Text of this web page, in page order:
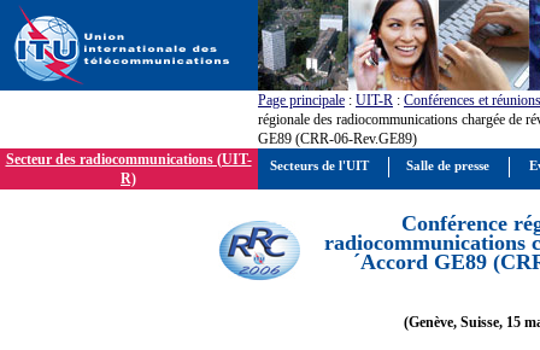
Page principale : UIT-R : Conférences et réunions
régionale des radiocommunications chargée de
GE89 (CRR-06-Rev.GE89)
Secteur des radiocommunications (UIT-
R)
Conférence
radiocommunications
´Accord GE89
(Genève, Suisse, 15
Secteurs de l'UIT Salle de presse